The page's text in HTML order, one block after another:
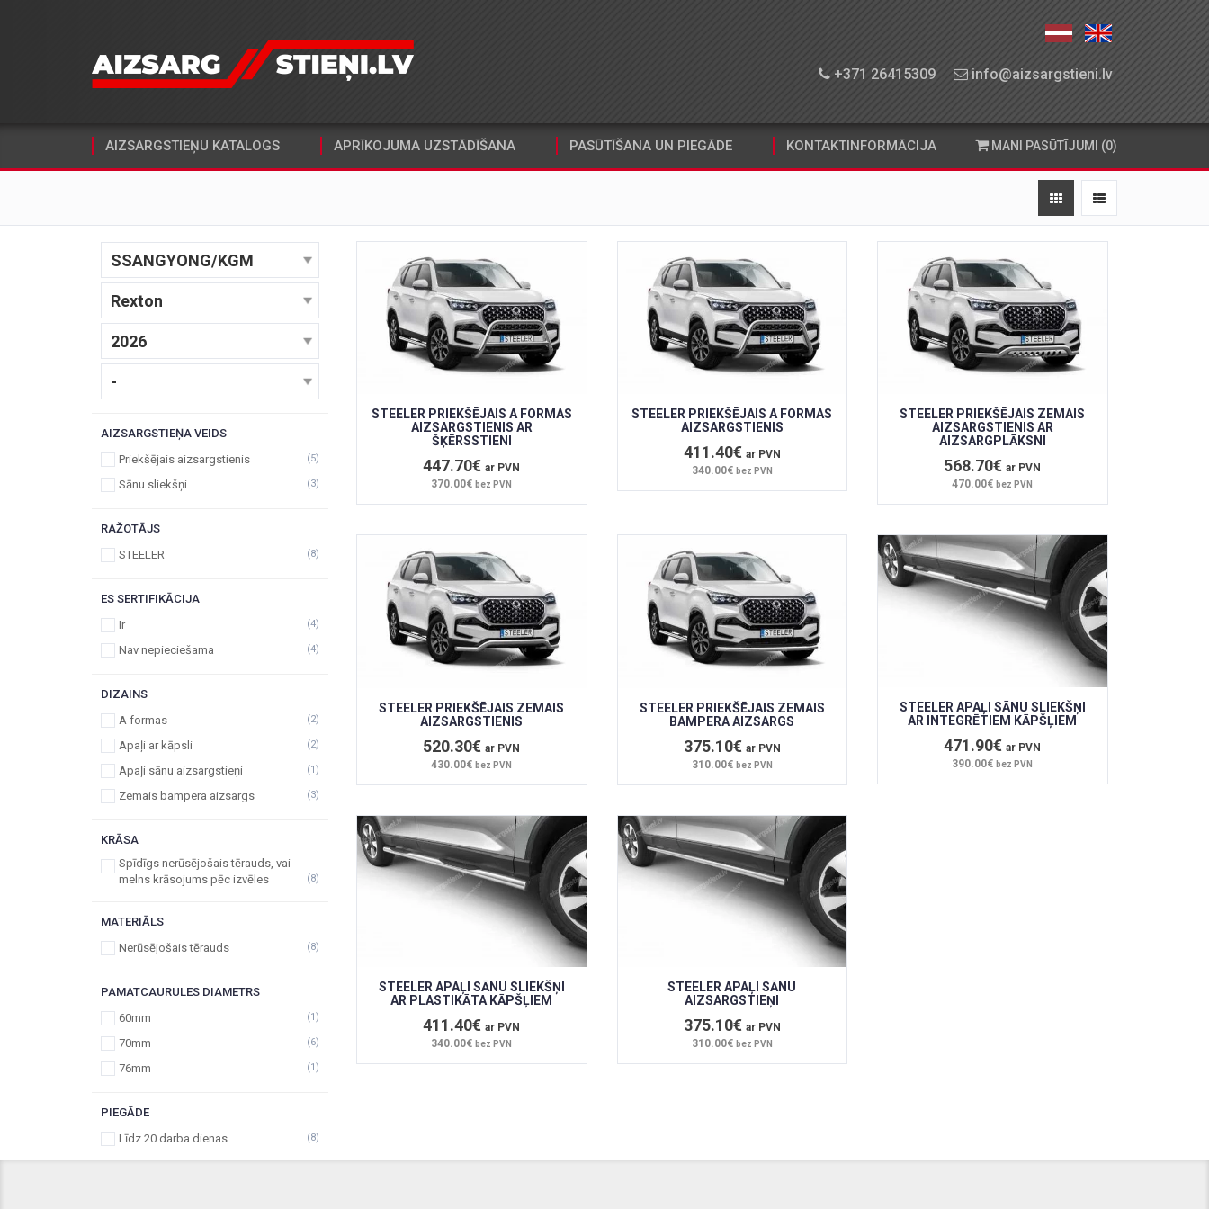
+371 26415309 info@aizsargstieni.lv
AIZSARGSTIEŅU KATALOGS APRĪKOJUMA UZSTĀDĪŠANA PASŪTĪŠANA UN PIEGĀDE KONTAKTINFORMĀCIJA MANI PASŪTĪJUMI (0)
AIZSARGSTIEŅA VEIDS
Priekšējais aizsargstienis
(5)
Sānu sliekšņi (3)
RAŽOTĀJS
STEELER
(8)
ES SERTIFIKĀCIJA
Ir
(4)
Nav nepieciešama (4)
DIZAINS
A formas
(2)
Apaļi ar kāpsli (2)
Apaļi sānu aizsargstieņi (1)
Zemais bampera aizsargs (3)
KRĀSA
Spīdīgs nerūsējošais tērauds, vai
melns krāsojums pēc izvēles
(8)
MATERIĀLS
Nerūsējošais tērauds
(8)
PAMATCAURULES DIAMETRS
60mm
(1)
70mm (6)
76mm (1)
PIEGĀDE
Līdz 20 darba dienas
(8)
STEELER PRIEKŠĒJAIS A FORMAS
AIZSARGSTIENIS AR
ŠĶĒRSSTIENI
447.70€ar PVN
370.00€bez PVN
STEELER PRIEKŠĒJAIS A FORMAS
AIZSARGSTIENIS
411.40€ ar PVN
340.00€ bez PVN
STEELER PRIEKŠĒJAIS ZEMAIS
AIZSARGSTIENIS AR
AIZSARGPLĀKSNI
568.70€ar PVN
470.00€bez PVN
STEELER PRIEKŠĒJAIS ZEMAIS
AIZSARGSTIENIS
520.30€ar PVN
430.00€bez PVN
STEELER PRIEKŠĒJAIS ZEMAIS
BAMPERA AIZSARGS
375.10€ ar PVN
310.00€ bez PVN
STEELER APAĻI SĀNU SLIEKŠŅI
AR INTEGRĒTIEM KĀPŠĻIEM
471.90€ar PVN
390.00€bez PVN
STEELER APAĻI SĀNU SLIEKŠŅI
AR PLASTIKĀTA KĀPŠĻIEM
411.40€ar PVN
340.00€bez PVN
STEELER APAĻI SĀNU
AIZSARGSTIEŅI
375.10€ ar PVN
310.00€ bez PVN